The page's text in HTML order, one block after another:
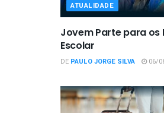
ATUALIDADE
Jovem Parte para os
Escolar
DE PAULO JORGE SILVA 06/